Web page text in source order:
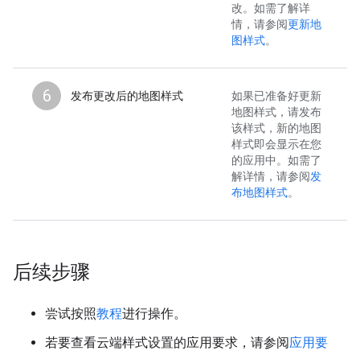
改。如需了解详
情，请参阅更新地
图样式。
6 发布更改后的地图样式
如果已准备好更新
地图样式，请发布
该样式，新的地图
样式即会显示在您
的应用中。如需了
解详情，请参阅发
布地图样式。
后续步骤
尝试按照教程进行操作。
若要查看云端样式设置的应用要求，请参阅应用要